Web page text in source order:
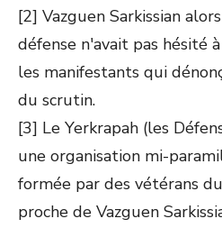
[2] Vazguen Sarkissian
défense n'avait pas hésité
les manifestants qui
du scrutin.
[3] Le Yerkrapah (les
une organisation mi-
formée par des vétérans
proche de Vazguen